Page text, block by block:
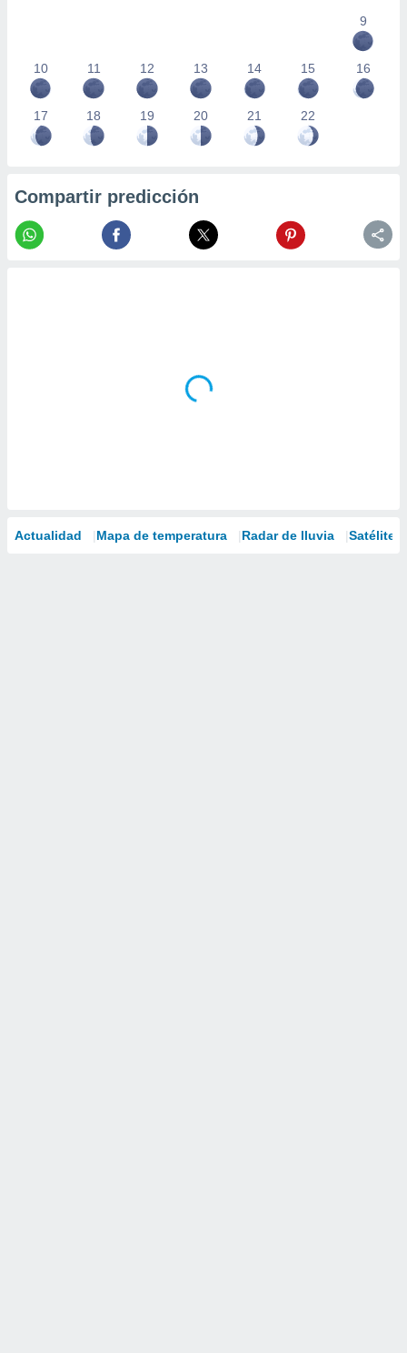
9
10 11 12 13 14 15 16
17 18 19 20 21 22
Compartir predicción
Actualidad Mapa de temperatura Radar de lluvia Satélites